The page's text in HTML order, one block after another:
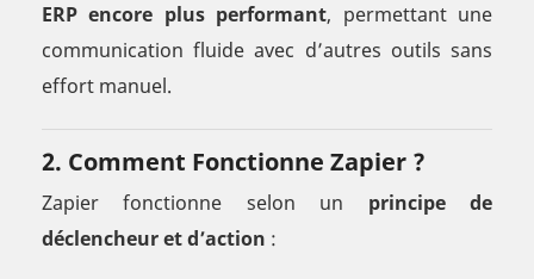
ERP encore plus performant, permettant une
communication fluide avec d’autres outils sans
effort manuel.
2. Comment Fonctionne Zapier ?
Zapier fonctionne selon un principe de
déclencheur et d’action :